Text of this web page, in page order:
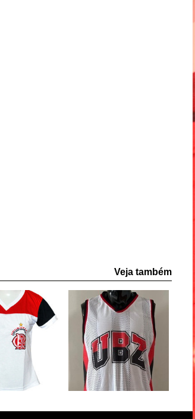
Veja também